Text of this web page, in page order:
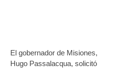
El gobernador de Misiones,
Hugo Passalacqua, solicitó